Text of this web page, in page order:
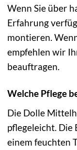
Wenn Sie über
Erfahrung
montieren.
empfehlen wir
beauftragen.
Welche Pflege
Die Dolle
pflegeleicht. Die
einem feuchten